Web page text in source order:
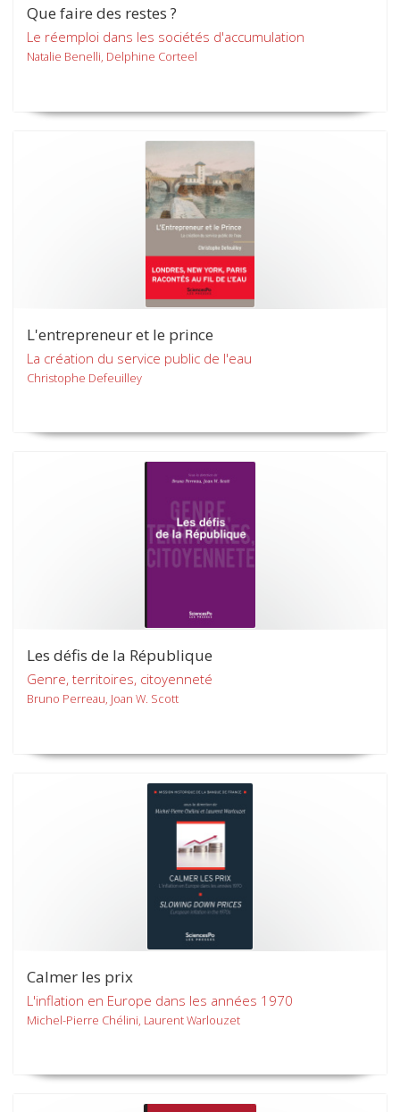
Que faire des restes ?
Le réemploi dans les sociétés d'accumulation
Natalie Benelli, Delphine Corteel
L'entrepreneur et le prince
La création du service public de l'eau
Christophe Defeuilley
Les défis de la République
Genre, territoires, citoyenneté
Bruno Perreau, Joan W. Scott
Calmer les prix
L'inflation en Europe dans les années 1970
Michel-Pierre Chélini, Laurent Warlouzet